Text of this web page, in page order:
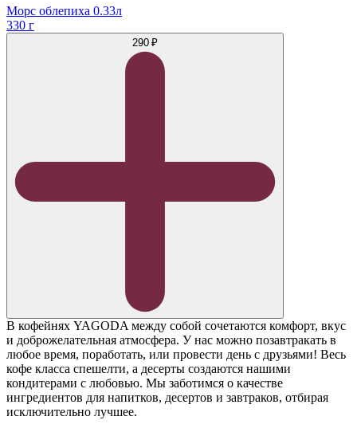
Морс облепиха 0.33л
330 г
290 ₽
В кофейнях YAGODA между собой сочетаются комфорт, вкус
и доброжелательная атмосфера. У нас можно позавтракать в
любое время, поработать, или провести день с друзьями! Весь
кофе класса спешелти, а десерты создаются нашими
кондитерами с любовью. Мы заботимся о качестве
ингредиентов для напитков, десертов и завтраков, отбирая
исключительно лучшее.